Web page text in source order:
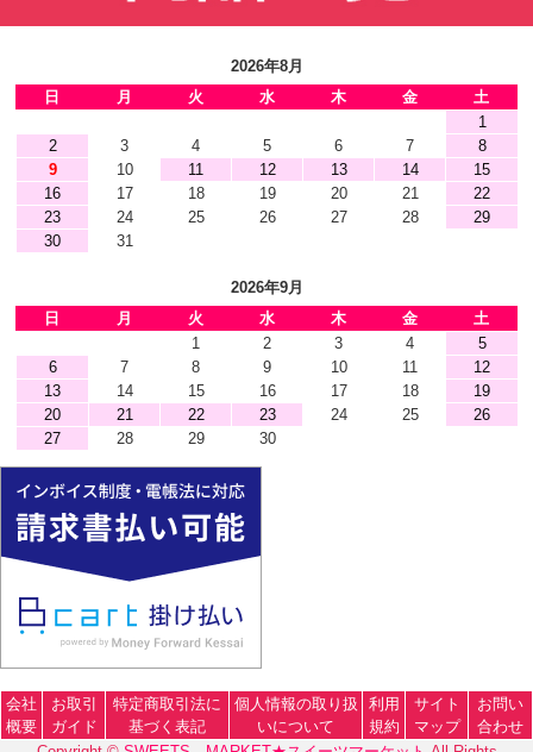
2026年8月
日
月 火 水 木 金
土
1
2
3 4 5 6 7
8
9
10 11 12 13 14
15
16
17 18 19 20 21
22
23
24 25 26 27 28
29
30
31
2026年9月
日
月 火 水 木 金
土
1
2 3 4
5
6
7 8 9 10 11
12
13
14 15 16 17 18
19
20
21 22 23 24 25
26
27
28 29 30
会社
概要
お取引
ガイド
特定商取引法に
基づく表記
個人情報の取り扱
いについて
利用
規約
サイト
マップ
お問い
合わせ